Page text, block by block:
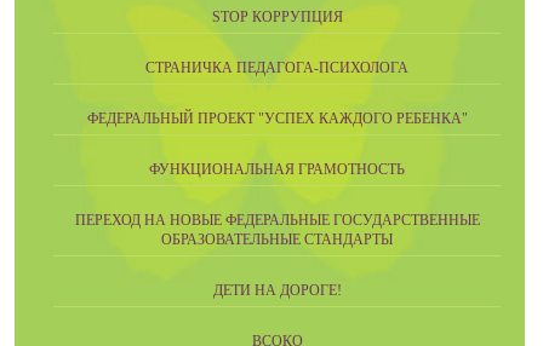
STOP КОРРУПЦИЯ
СТРАНИЧКА ПЕДАГОГА-ПСИХОЛОГА
ФЕДЕРАЛЬНЫЙ ПРОЕКТ "УСПЕХ КАЖДОГО РЕБЕНКА"
ФУНКЦИОНАЛЬНАЯ ГРАМОТНОСТЬ
ПЕРЕХОД НА НОВЫЕ ФЕДЕРАЛЬНЫЕ ГОСУДАРСТВЕННЫЕ
ОБРАЗОВАТЕЛЬНЫЕ СТАНДАРТЫ
ДЕТИ НА ДОРОГЕ!
ВСОКО